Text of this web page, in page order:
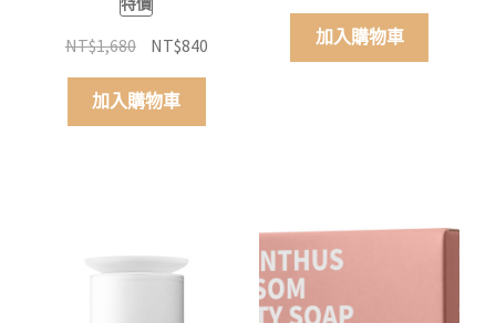
NT$1,680 原
價
格：
NT$840目
加入購物車
加入購物車